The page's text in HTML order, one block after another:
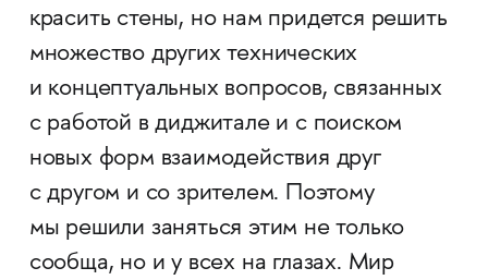
красить стены, но нам придется решить
множество других технических
и концептуальных вопросов, связанных
с работой в диджитале и с поиском
новых форм взаимодействия друг
с другом и со зрителем. Поэтому
мы решили заняться этим не только
сообща, но и у всех на глазах. Мир